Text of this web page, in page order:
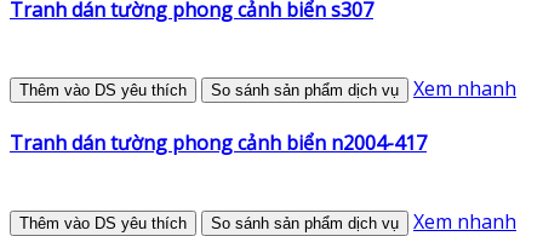
Tranh dán tường phong cảnh biển s307
Thêm vào DS yêu thích So sánh sản phẩm dịch vụ Xem nhanh
Tranh dán tường phong cảnh biển n2004-417
Thêm vào DS yêu thích So sánh sản phẩm dịch vụ Xem nhanh